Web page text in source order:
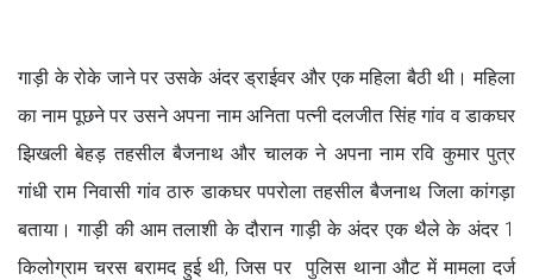
गाड़ी के रोके जाने पर उसके अंदर ड्राईवर और एक महिला बैठी थी। महिला
का नाम पूछने पर उसने अपना नाम अनिता पत्नी दलजीत सिंह गांव व डाकघर
झिखली बेहड़ तहसील बैजनाथ और चालक ने अपना नाम रवि कुमार पुत्र
गांधी राम निवासी गांव ठारु डाकघर पपरोला तहसील बैजनाथ जिला कांगड़ा
बताया। गाड़ी की आम तलाशी के दौरान गाड़ी के अंदर एक थैले के अंदर 1
किलोग्राम चरस बरामद हुई थी, जिस पर पुलिस थाना औट में मामला दर्ज